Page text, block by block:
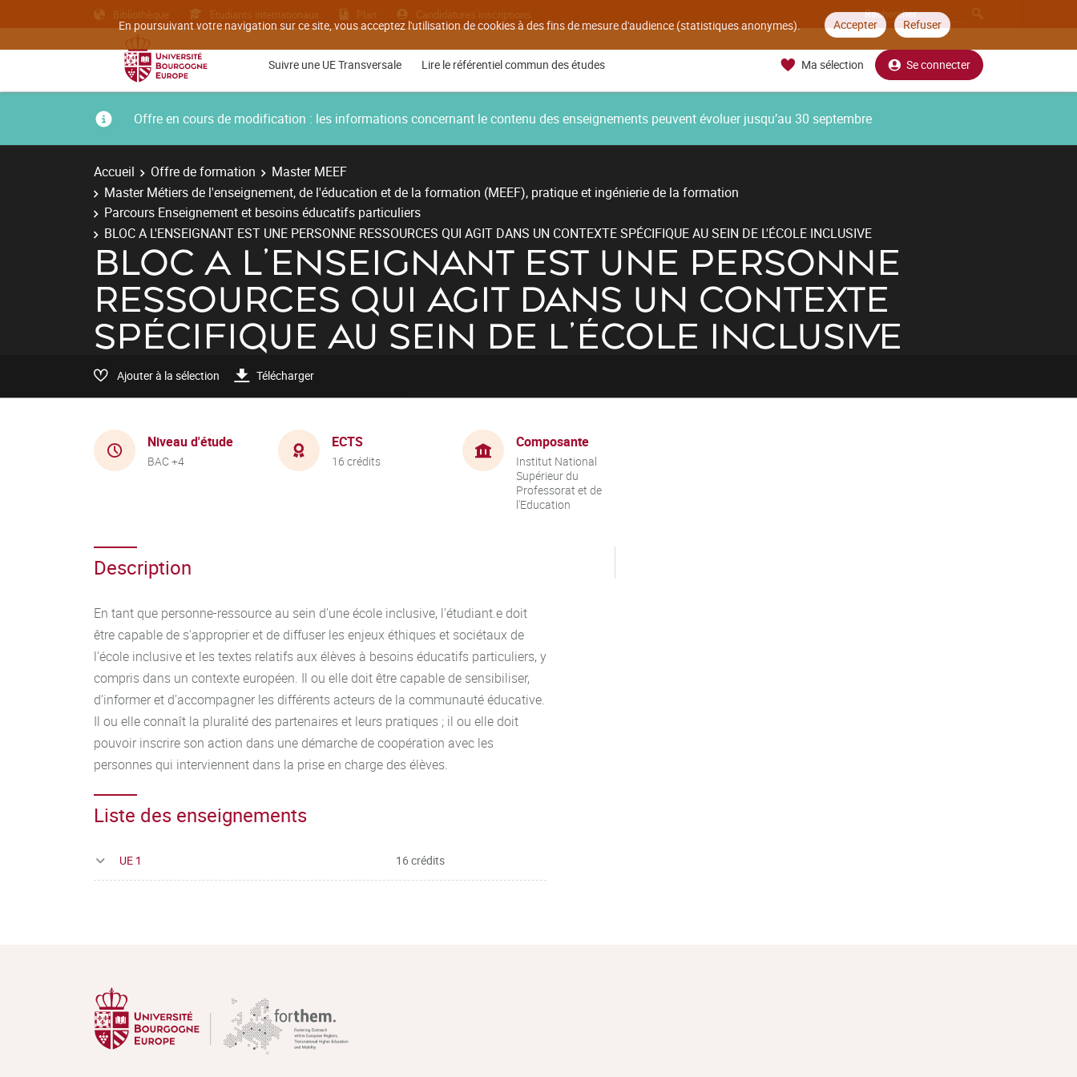
En poursuivant votre navigation sur ce site, vous acceptez l'utilisation de cookies à des fins de mesure d'audience (statistiques anonymes). Accepter Refuser
Bibliothèque Etudiants internationaux Plan Candidatures inscriptions
Suivre une UE Transversale Lire le référentiel commun des études Ma sélection Se connecter
Offre en cours de modification : les informations concernant le contenu des enseignements peuvent évoluer jusqu’au 30 septembre
Accueil Offre de formation
Master MEEF
Master Métiers de l'enseignement, de l'éducation et de la formation (MEEF), pratique et ingénierie de la formation
Parcours Enseignement et besoins éducatifs particuliers
BLOC A L'ENSEIGNANT EST UNE PERSONNE RESSOURCES QUI AGIT DANS UN CONTEXTE SPÉCIFIQUE AU SEIN DE L'ÉCOLE INCLUSIVE
BLOC A L'ENSEIGNANT EST UNE PERSONNE
RESSOURCES QUI AGIT DANS UN CONTEXTE
SPÉCIFIQUE AU SEIN DE L'ÉCOLE INCLUSIVE
Ajouter à la sélection Télécharger
Niveau d'étude
BAC +4
ECTS
16 crédits
Composante
Institut National
Supérieur du
Professorat et de
l'Education
Description
En tant que personne-ressource au sein d’une école inclusive, l’étudiant.e doit
être capable de s'approprier et de diffuser les enjeux éthiques et sociétaux de
l'école inclusive et les textes relatifs aux élèves à besoins éducatifs particuliers, y
compris dans un contexte européen. Il ou elle doit être capable de sensibiliser,
d’informer et d’accompagner les différents acteurs de la communauté éducative.
Il ou elle connaît la pluralité des partenaires et leurs pratiques ; il ou elle doit
pouvoir inscrire son action dans une démarche de coopération avec les
personnes qui interviennent dans la prise en charge des élèves.
Liste des enseignements
UE 1 16 crédits